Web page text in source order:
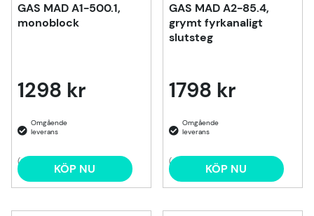
GAS MAD A1-500.1,
monoblock
1298 kr
(3) KÖP NU
GAS MAD A2-85.4,
grymt fyrkanaligt
slutsteg
1798 kr
(4) KÖP NU